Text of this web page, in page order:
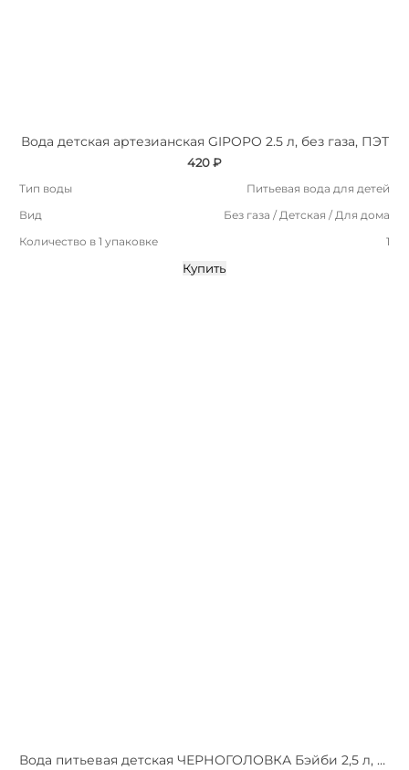
Вода детская артезианская GIPOPO 2.5 л, без газа, ПЭТ
420 ₽
Тип воды
Питьевая вода для детей
Вид
Без газа / Детская / Для дома
Количество в 1 упаковке
1
Купить
Вода питьевая детская ЧЕРНОГОЛОВКА Бэйби 2,5 л, без газа, ПЭТ